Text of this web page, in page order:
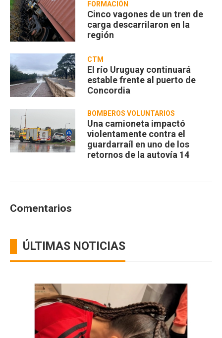
FORMACIÓN
Cinco vagones de un tren de
carga descarrilaron en la
región
CTM
El río Uruguay continuará
estable frente al puerto de
Concordia
BOMBEROS VOLUNTARIOS
Una camioneta impactó
violentamente contra el
guardarraíl en uno de los
retornos de la autovía 14
Comentarios
ÚLTIMAS NOTICIAS